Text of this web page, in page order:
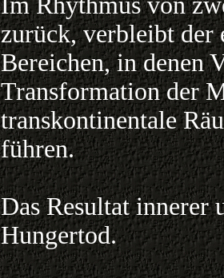
zurück, verbleibt der
Bereichen, in denen
Transformation der
transkontinentale
führen.
Das Resultat innerer
Hungertod.